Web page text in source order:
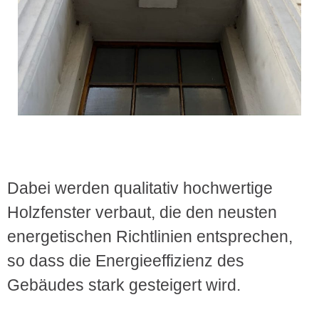
Dabei werden qualitativ hochwertige
Holzfenster verbaut, die den neusten
energetischen Richtlinien entsprechen,
so dass die Energieeffizienz des
Gebäudes stark gesteigert wird.